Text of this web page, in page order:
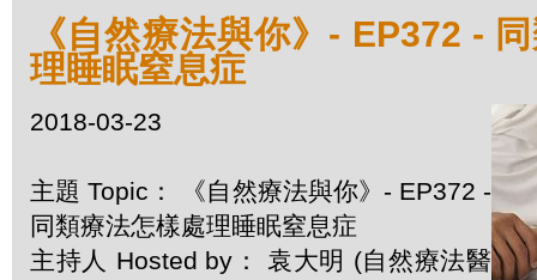
《自然療法與你》- EP372 -
理睡眠窒息症
2018-03-23
主題 Topic： 《自然療法與你》- EP372 -
同類療法怎樣處理睡眠窒息症
主持人 Hosted by： 袁大明 (自然療法醫